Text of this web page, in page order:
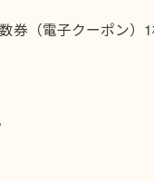
（電子クーポン）